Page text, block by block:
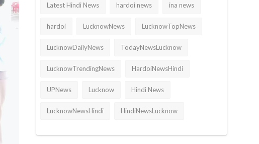
Latest Hindi News hardoi news ina news
hardoi LucknowNews LucknowTopNews
LucknowDailyNews TodayNewsLucknow
LucknowTrendingNews HardoiNewsHindi
UPNews Lucknow Hindi News
LucknowNewsHindi HindiNewsLucknow